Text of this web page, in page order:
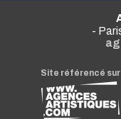
-
Site référencé sur